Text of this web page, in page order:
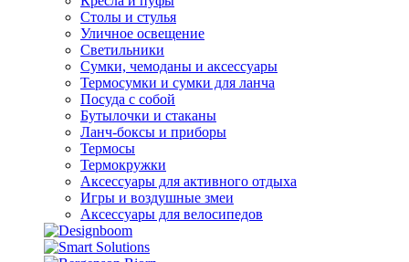
Столы и стулья
Уличное освещение
Светильники
Сумки, чемоданы и аксессуары
Термосумки и сумки для ланча
Посуда с собой
Бутылочки и стаканы
Ланч-боксы и приборы
Термосы
Термокружки
Аксессуары для активного отдыха
Игры и воздушные змеи
Аксессуары для велосипедов